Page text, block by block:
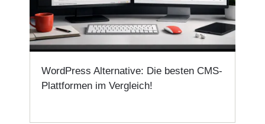
WordPress Alternative: Die besten CMS-
Plattformen im Vergleich!